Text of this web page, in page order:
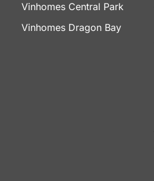
Vinhomes Central Park
Vinhomes Dragon Bay